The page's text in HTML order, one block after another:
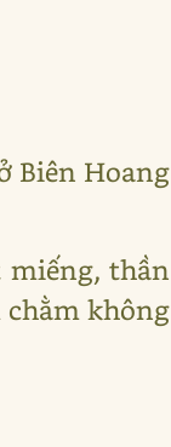
Biên Hoang
miếng, thần
không